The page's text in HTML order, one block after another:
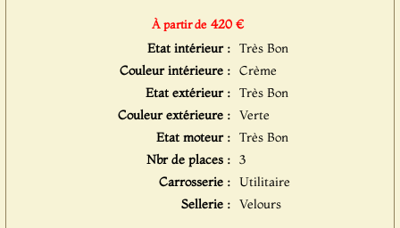
À partir de 420 €
Etat intérieur : Très Bon
Couleur intérieure : Crème
Etat extérieur : Très Bon
Couleur extérieure : Verte
Etat moteur : Très Bon
Nbr de places : 3
Carrosserie : Utilitaire
Sellerie : Velours